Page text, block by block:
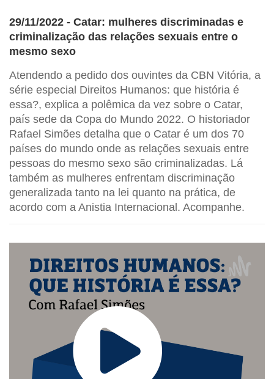
29/11/2022 - Catar: mulheres discriminadas e
criminalização das relações sexuais entre o
mesmo sexo
Atendendo a pedido dos ouvintes da CBN Vitória, a
série especial Direitos Humanos: que história é
essa?, explica a polêmica da vez sobre o Catar,
país sede da Copa do Mundo 2022. O historiador
Rafael Simões detalha que o Catar é um dos 70
países do mundo onde as relações sexuais entre
pessoas do mesmo sexo são criminalizadas. Lá
também as mulheres enfrentam discriminação
generalizada tanto na lei quanto na prática, de
acordo com a Anistia Internacional. Acompanhe.